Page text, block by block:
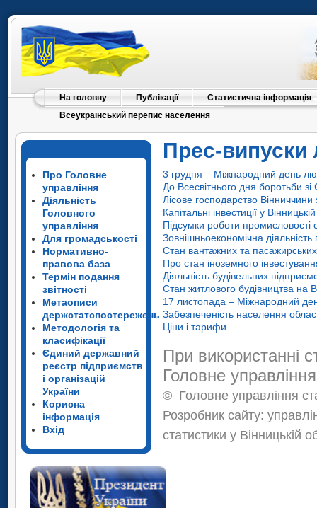
На головну Публікації
Статистична інформація
Всеукраїнський перепис населення
Про Головне
управління
Діяльність
Головного
управління
Для громадськості
Нормативно-
правова база
Термін подання
звітності
Метаописи
держстатспостережень
Методологія та
класифікації
Єдиний державний
реєстр підприємств
і організацій
України
Корисна
інформація
Вхід
Прес-випуски
3 грудня – Міжнародний день
До Всесвітнього дня боротьби
Лісове господарство
Капітальні інвестиції у
Підсумки роботи промисловості
Зовнішньоекономічна діяльність
Стан вантажних та пасажирських
Про стан іноземного
Діяльність будівельних
Стан житлового будівництва на
17 листопада – Міжнародний
Забезпеченість населення
Ціни і тарифи
При використанні
Головне
© Головне управління
Розробник сайту:
статистики у Вінницькій